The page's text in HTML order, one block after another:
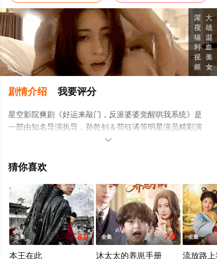
剧情介绍 我要评分
星空影院爽剧《好运来敲门，反派婆婆觉醒哄我系统》是
一部由知名导演执导，孙乾钊＆苟钰浠等明星演员精彩演
绎的中国大陆电视剧，大结局剧情已揭晓（全集完结），
网，更多相关信息可移步至豆瓣电视剧、电视猫或剧情网

猜你喜欢
全集 8.0
本王在此
全集 7.0
沐太太的养崽手册
全集
流放路